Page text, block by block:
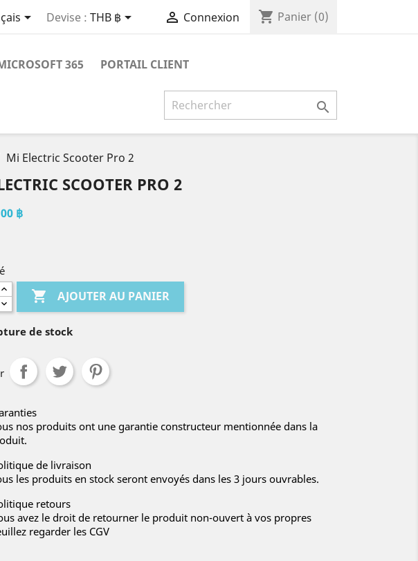
 Devise : THB ฿  Connexion shopping_cart Panier (0)
365 PORTAIL CLIENT

Mi Electric Scooter Pro 2
SCOOTER PRO 2
฿
 AJOUTER AU PANIER
de stock
nos produits ont une garantie constructeur mentionnée dans la
de livraison
les produits en stock seront envoyés dans les 3 jours ouvrables.
retours
avez le droit de retourner le produit non-ouvert à vos propres
regarder les CGV